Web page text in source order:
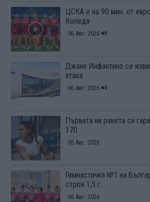
ЦСКА е на 90 мин. от
Коледа
06 Авг. 2026
Джани Инфантино се
атака
06 Авг. 2026
Първата ни ракета си
170
06 Авг. 2026
Гимнастичка №1 на
строя 1,5 г.
06 Авг. 2026